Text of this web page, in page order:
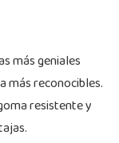
más geniales
más reconocibles.
resistente y